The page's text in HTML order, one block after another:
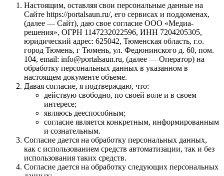
Настоящим, оставляя свои персональные данные на
Сайте https://portalsaun.ru/, его сервисах и поддоменах,
(далее — Сайт), даю свое согласие ООО «Медиа-
решения», ОГРН 1147232022596, ИНН 7204205305,
юридический адрес: 625042, Тюменская область, г.о.
город Тюмень, г Тюмень, ул. Федюнинского д. 60, пом.
104, email: info@portalsaun.ru, (далее — Оператор) на
обработку персональных данных в указанном в
настоящем документе объеме.
Давая согласие, я подтверждаю, что:
действую свободно, по своей воле и в своем
интересе;
являюсь дееспособным;
согласие является конкретным, информированным
и сознательным.
Согласие дается на обработку персональных данных,
как с использованием средств автоматизации, так и без
использования таких средств.
Согласие дается на обработку следующих персональных